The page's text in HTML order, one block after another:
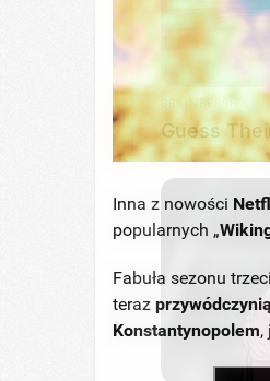
Inna z nowości
popularnych „
Fabuła sezonu
teraz
Konstantynopolem,
BRAINBERRIES
Guess
10